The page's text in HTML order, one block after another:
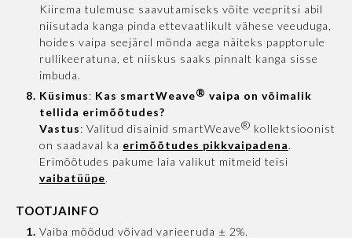
Kiirema tulemuse saavutamiseks võite veepritsi abil
niisutada kanga pinda ettevaatlikult vähese veeuduga,
hoides vaipa seejärel mõnda aega näiteks papptorule
rullikeeratuna, et niiskus saaks pinnalt kanga sisse
imbuda.
Küsimus: Kas smartWeave® vaipa on võimalik
tellida erimõõtudes?
Vastus: Valitud disainid smartWeave® kollektsioonist
on saadaval ka erimõõtudes pikkvaipadena.
Erimõõtudes pakume laia valikut mitmeid teisi
vaibatüüpe.
TOOTJAINFO
Vaiba mõõdud võivad varieeruda ± 2%.